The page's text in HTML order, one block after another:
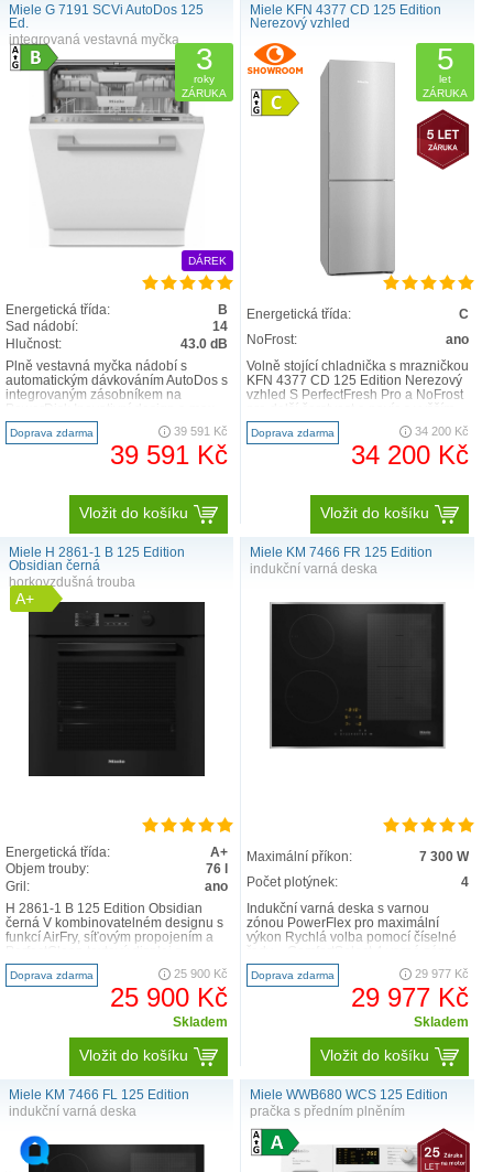
Miele G 7191 SCVi AutoDos 125
Ed.
integrovaná vestavná myčka
3
roky
ZÁRUKA
DÁREK
Energetická třída:
B
Sad nádobí:
14
Hlučnost:
43.0 dB
Plně vestavná myčka nádobí s
automatickým dávkováním AutoDos s
integrovaným zásobníkem na
PowerDisk Inovativní design a max.
komfort – příborová zá..
Doprava zdarma 39 591 Kč
39 591 Kč
Vložit do košíku
Miele KFN 4377 CD 125 Edition
Nerezový vzhled
5
let
ZÁRUKA
Energetická třída:
C
NoFrost:
ano
Volně stojící chladnička s mrazničkou
KFN 4377 CD 125 Edition Nerezový
vzhled S PerfectFresh Pro a NoFrost
pro delší čerstvost a navíc s vyšším
ko..
Doprava zdarma 34 200 Kč
34 200 Kč
Vložit do košíku
Miele H 2861-1 B 125 Edition
Obsidian černá
horkovzdušná trouba
A+
Energetická třída:
A+
Objem trouby:
76 l
Gril:
ano
H 2861-1 B 125 Edition Obsidian
černá V kombinovatelném designu s
funkcí AirFry, síťovým propojením a
PerfectClean textový displej s
otočnými voli..
Doprava zdarma 25 900 Kč
25 900 Kč
Skladem
Vložit do košíku
Miele KM 7466 FR 125 Edition
indukční varná deska
Maximální příkon:
7 300 W
Počet plotýnek:
4
Indukční varná deska s varnou
zónou PowerFlex pro maximální
výkon Rychlá volba pomocí číselné
včetně 1 výkonné v..
Doprava zdarma 29 977 Kč
29 977 Kč
Skladem
Vložit do košíku
Miele KM 7466 FL 125 Edition
indukční varná deska
Miele WWB680 WCS 125 Edition
pračka s předním plněním